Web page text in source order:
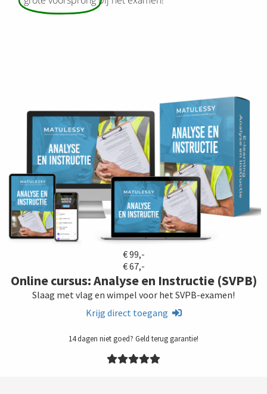
€ 99,-
€ 67,-
Online cursus: Analyse en Instructie (SVPB)
Slaag met vlag en wimpel voor het SVPB-examen!
Krijg direct toegang
14 dagen niet goed? Geld terug garantie!